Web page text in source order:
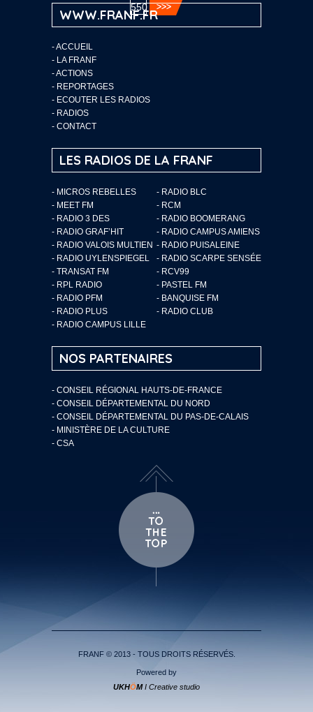
550
WWW.FRANF.FR
-ACCUEIL
- LA FRANF
-ACTIONS
- REPORTAGES
- ECOUTER LES RADIOS
- RADIOS
- CONTACT
LES RADIOS DE LA FRANF
- MICROS REBELLES
- RADIO BLC
- MEET FM
- RCM
- RADIO 3 DES
- RADIO BOOMERANG
- RADIO GRAF’HIT
- RADIO CAMPUS AMIENS
- RADIO VALOIS MULTIEN - RADIO PUISALEINE
- RADIO UYLENSPIEGEL
- RADIO SCARPE SENSÉE
- TRANSAT FM
- RCV99
- RPL RADIO
- PASTEL FM
- RADIO PFM
- BANQUISE FM
- RADIO PLUS
- RADIO CLUB
- RADIO CAMPUS LILLE
NOS PARTENAIRES
- CONSEIL RÉGIONAL HAUTS-DE-FRANCE
- CONSEIL DÉPARTEMENTAL DU NORD
- CONSEIL DÉPARTEMENTAL DU PAS-DE-CALAIS
- MINISTÈRE DE LA CULTURE
- CSA
FRANF © 2013 - TOUS DROITS RÉSERVÉS.
Powered by
UKHÖMI Creative studio